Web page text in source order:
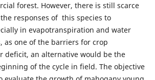
forest. However, there is still scarce
responses of this species to
in evapotranspiration and water
as one of the barriers for crop
deficit, an alternative would be the
of the cycle in field. The objective